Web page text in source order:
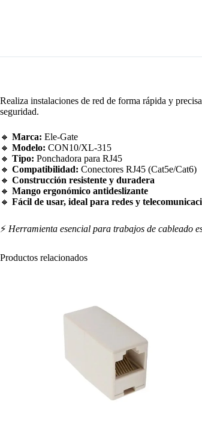
Realiza instalaciones de red de forma rápida y
seguridad.
🔸 Marca: Ele-Gate
🔸 Modelo: CON10/XL-315
🔸 Tipo: Ponchadora para RJ45
🔸 Compatibilidad: Conectores RJ45 (Cat5e/Cat6)
🔸 Construcción resistente y duradera
🔸 Mango ergonómico antideslizante
🔸 Fácil de usar, ideal para redes y
⚡ Herramienta esencial para trabajos de cableado
Productos relacionados